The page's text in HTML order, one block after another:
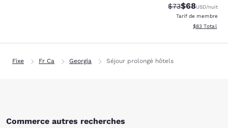
Tarif barré :
$73Tarif réduit :
$68USD/nuit
Tarif de membre
Afficher les
$83 Total
Fixe Fr Ca Georgia Séjour prolongé hôtels
Commerce autres recherches